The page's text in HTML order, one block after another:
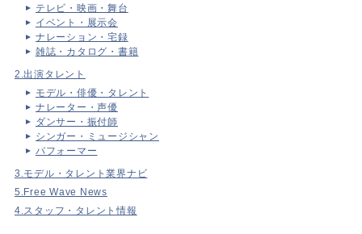
テレビ・映画・舞台
イベント・展示会
ナレーション・宅録
雑誌・カタログ・書籍
2.出演タレント
モデル・俳優・タレント
ナレーター・声優
ダンサー・振付師
シンガー・ミュージシャン
パフォーマー
3.モデル・タレント業界ナビ
5.Free Wave News
4.スタッフ・タレント情報